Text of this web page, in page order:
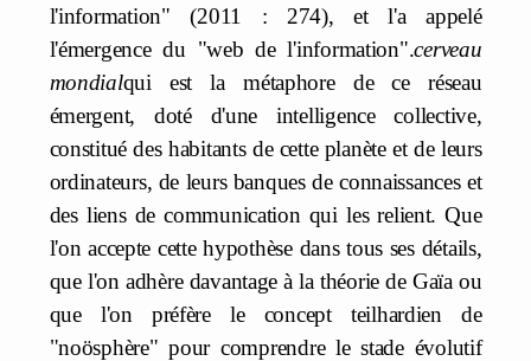
l'information" (2011 : 274), et l'a appelé
l'émergence du "web de l'information".cerveau
mondialqui est la métaphore de ce réseau
émergent, doté d'une intelligence collective,
constitué des habitants de cette planète et de leurs
ordinateurs, de leurs banques de connaissances et
des liens de communication qui les relient. Que
l'on accepte cette hypothèse dans tous ses détails,
que l'on adhère davantage à la théorie de Gaïa ou
que l'on préfère le concept teilhardien de
"noösphère" pour comprendre le stade évolutif